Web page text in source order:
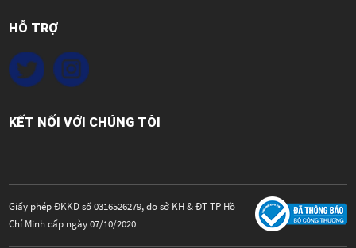
HỖ TRỢ
KẾT NỐI VỚI CHÚNG TÔI
Giấy phép ĐKKD số 0316526279, do sở KH & ĐT TP Hồ
Chí Minh cấp ngày 07/10/2020